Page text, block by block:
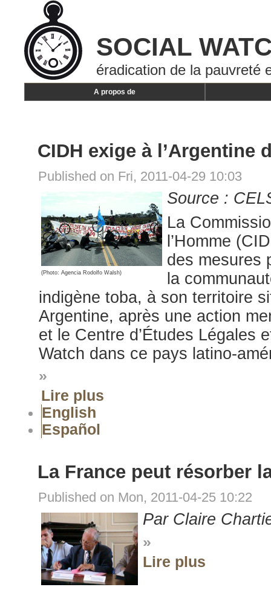
SOCIAL
éradication de la pauvreté
A propos de
CIDH exige à l’Argentine
Published on Fri, 2011-04-29 10:03
(Photo: Agencia Rodolfo Walsh)
Source :
La
l’Homme
des mesures
la
indigène toba, à son territoire
Argentine, après une action
et le Centre d’Études Légales
Watch dans ce pays latino-
»
Lire plus
English
Español
La France peut résorber
Published on Mon, 2011-04-25 10:22
Par Claire
»
Lire plus